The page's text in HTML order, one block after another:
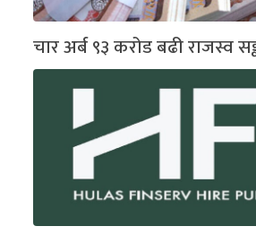
चार अर्ब ९३ करोड बढी राजस्व